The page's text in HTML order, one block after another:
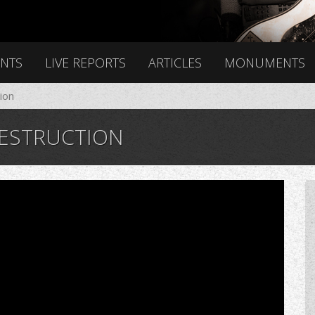
LIVE REPORTS ARTICLES MONUMENTS